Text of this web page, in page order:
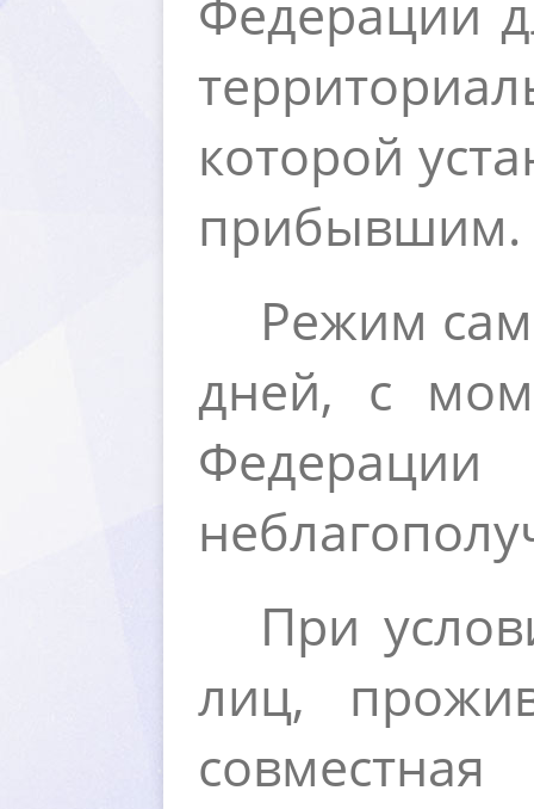
Федерации
которой
прибывшим.
Режим
дней, с
При
лиц,